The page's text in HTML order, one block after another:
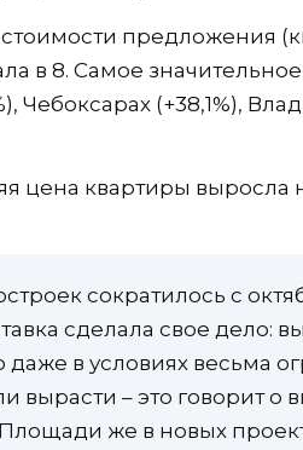
предложения
в 8. Самое
Чебоксарах (+38,1%),
цена квартиры выросла
сократилось с
сделала свое дело:
в условиях весьма
вырасти – это говорит о
же в новых